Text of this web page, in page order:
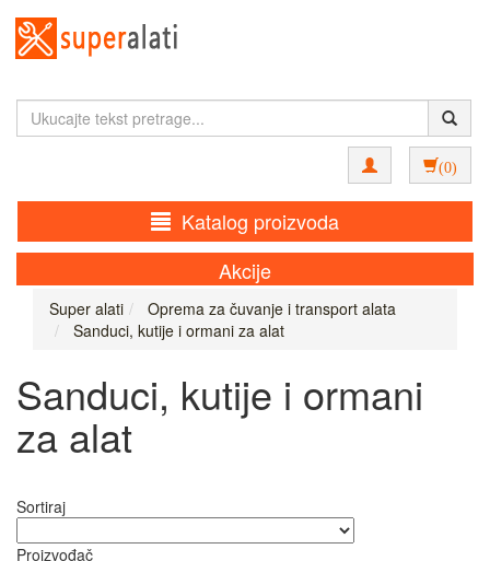
(0)
Katalog proizvoda
Akcije
Super alati
Oprema za čuvanje i transport alata
Sanduci, kutije i ormani za alat
Sanduci, kutije i ormani
za alat
Sortiraj
Proizvođač